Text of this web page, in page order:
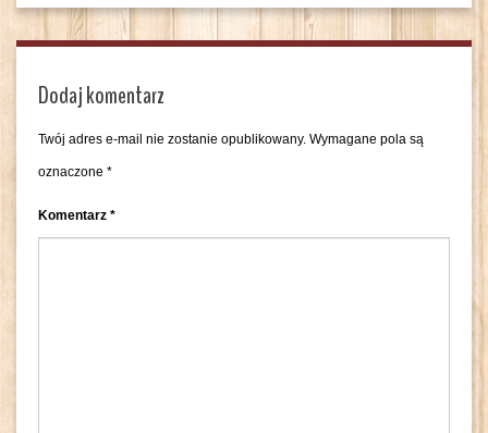
Dodaj komentarz
Twój adres e-mail nie zostanie opublikowany. Wymagane pola są
oznaczone *
Komentarz *